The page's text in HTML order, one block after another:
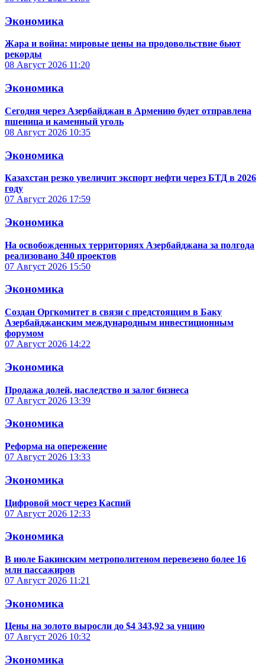
Экономика
Жара и война: мировые цены на продовольствие бьют
рекорды
08 Август 2026 11:20
Экономика
Сегодня через Азербайджан в Армению будет отправлена
пшеница и каменный уголь
08 Август 2026 10:35
Экономика
Казахстан резко увеличит экспорт нефти через БТД в 2026
году
07 Август 2026 17:59
Экономика
На освобожденных территориях Азербайджана за полгода
реализовано 340 проектов
07 Август 2026 15:50
Экономика
Создан Оргкомитет в связи с предстоящим в Баку
Азербайджанским международным инвестиционным
форумом
07 Август 2026 14:22
Экономика
Продажа долей, наследство и залог бизнеса
07 Август 2026 13:39
Экономика
Реформа на опережение
07 Август 2026 13:33
Экономика
Цифровой мост через Каспий
07 Август 2026 12:33
Экономика
В июле Бакинским метрополитеном перевезено более 16
млн пассажиров
07 Август 2026 11:21
Экономика
Цены на золото выросли до $4 343,92 за унцию
07 Август 2026 10:32
Экономика